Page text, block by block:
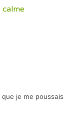
je me